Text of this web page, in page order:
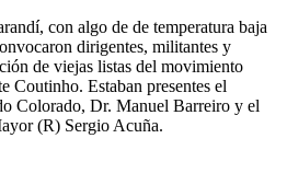
con algo de de temperatura baja
dirigentes, militantes y
de viejas listas del movimiento
Coutinho. Estaban presentes el
Colorado, Dr. Manuel Barreiro y el
(R) Sergio Acuña.